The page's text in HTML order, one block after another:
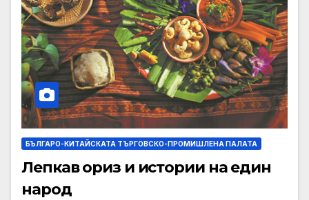
БЪЛГАРО-КИТАЙСКАТА ТЪРГОВСКО-ПРОМИШЛЕНА ПАЛАТА
Лепкав ориз и истории на един
народ